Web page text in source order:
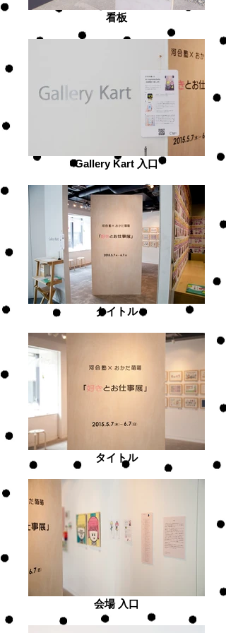
看板
Gallery Kart 入口
タイトル
タイトル
会場 入口